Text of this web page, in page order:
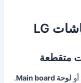
أو لوحة Main board .